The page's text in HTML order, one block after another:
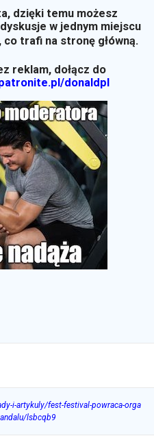
dzięki temu możesz
w jednym miejscu
, co trafi na stronę główną.
reklam, dołącz do
donaldpl
i-artykuly/fest-festival-powraca-orga
lsbcqb9